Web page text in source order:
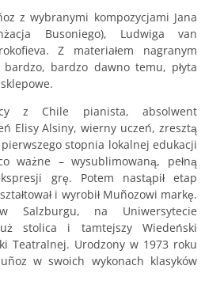
z wybranymi kompozycjami Jana
Busoniego), Ludwiga van
Z materiałem nagranym
bardzo dawno temu, płyta
z Chile pianista, absolwent
Elisy Alsiny, wierny uczeń, zresztą
stopnia lokalnej edukacji
ważne – wysublimowaną, pełną
grę. Potem nastąpił etap
i wyrobił Muñozowi markę.
Salzburgu, na Uniwersytecie
stolica i tamtejszy Wiedeński
Teatralnej. Urodzony w 1973 roku
w swoich wykonach klasyków